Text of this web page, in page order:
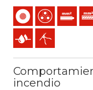
UnipolarMultipolar
Presencia de agua
Fácil pelado
incendio